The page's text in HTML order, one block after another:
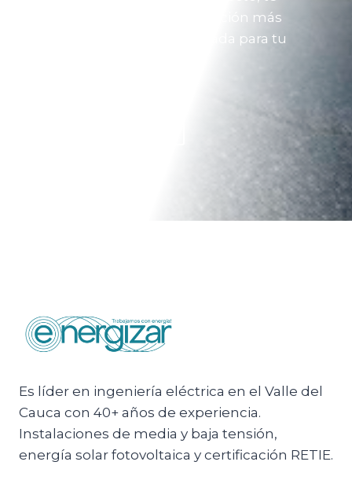
ayudamos a seleccionar la opción más
eficiente, resistente y adecuada para tu
Es líder en ingeniería eléctrica en el Valle del
Cauca con 40+ años de experiencia.
Instalaciones de media y baja tensión,
energía solar fotovoltaica y certificación RETIE.